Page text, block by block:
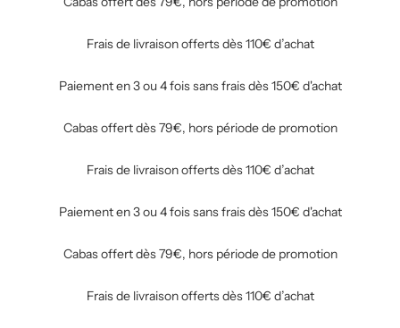
Frais de livraison offerts dès 110€ d’achat
Paiement en 3 ou 4 fois sans frais dès 150€ d'achat
Cabas offert dès 79€, hors période de promotion
Frais de livraison offerts dès 110€ d’achat
Paiement en 3 ou 4 fois sans frais dès 150€ d'achat
Cabas offert dès 79€, hors période de promotion
Frais de livraison offerts dès 110€ d’achat